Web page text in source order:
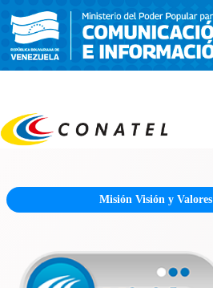
contenido
Misión Visión y Valores